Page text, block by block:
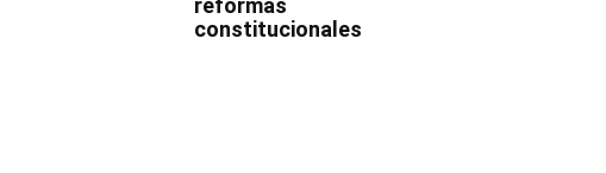
reformas
constitucionales